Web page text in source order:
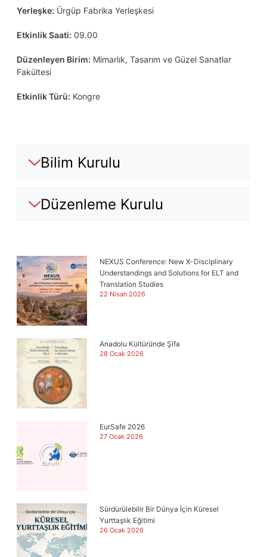
Yerleşke: Ürgüp Fabrika Yerleşkesi
Etkinlik Saati: 09.00
Düzenleyen Birim: Mimarlık, Tasarım ve Güzel Sanatlar
Fakültesi
Etkinlik Türü: Kongre
Bilim Kurulu
Düzenleme Kurulu
NEXUS Conference: New X-Disciplinary
Understandings and Solutions for ELT and
Translation Studies
22 Nisan 2026
Anadolu Kültüründe Şifa
28 Ocak 2026
EurSafe 2026
27 Ocak 2026
Sürdürülebilir Bir Dünya İçin Küresel
Yurttaşlık Eğitimi
26 Ocak 2026